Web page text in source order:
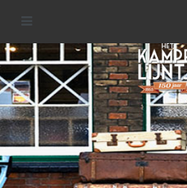
Stations van het